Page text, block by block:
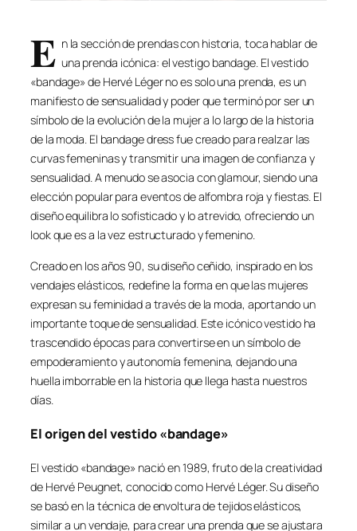
E n la sección de prendas con historia, toca hablar de
una prenda icónica: el vestigo bandage. El vestido
«bandage» de Hervé Léger no es solo una prenda, es un
manifiesto de sensualidad y poder que terminó por ser un
símbolo de la evolución de la mujer a lo largo de la historia
de la moda. El bandage dress fue creado para realzar las
curvas femeninas y transmitir una imagen de confianza y
sensualidad. A menudo se asocia con glamour, siendo una
elección popular para eventos de alfombra roja y fiestas. El
diseño equilibra lo sofisticado y lo atrevido, ofreciendo un
look que es a la vez estructurado y femenino.
Creado en los años 90, su diseño ceñido, inspirado en los
vendajes elásticos, redefine la forma en que las mujeres
expresan su feminidad a través de la moda, aportando un
importante toque de sensualidad. Este icónico vestido ha
trascendido épocas para convertirse en un símbolo de
empoderamiento y autonomía femenina, dejando una
huella imborrable en la historia que llega hasta nuestros
días.
El origen del vestido «bandage»
El vestido «bandage» nació en 1989, fruto de la creatividad
de Hervé Peugnet, conocido como Hervé Léger. Su diseño
se basó en la técnica de envoltura de tejidos elásticos,
similar a un vendaje, para crear una prenda que se ajustara